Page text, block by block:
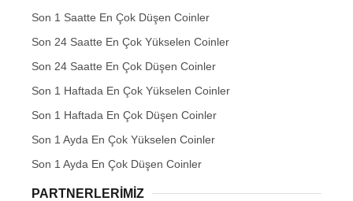
Son 1 Saatte En Çok Düşen Coinler
Son 24 Saatte En Çok Yükselen Coinler
Son 24 Saatte En Çok Düşen Coinler
Son 1 Haftada En Çok Yükselen Coinler
Son 1 Haftada En Çok Düşen Coinler
Son 1 Ayda En Çok Yükselen Coinler
Son 1 Ayda En Çok Düşen Coinler
PARTNERLERIMIZ